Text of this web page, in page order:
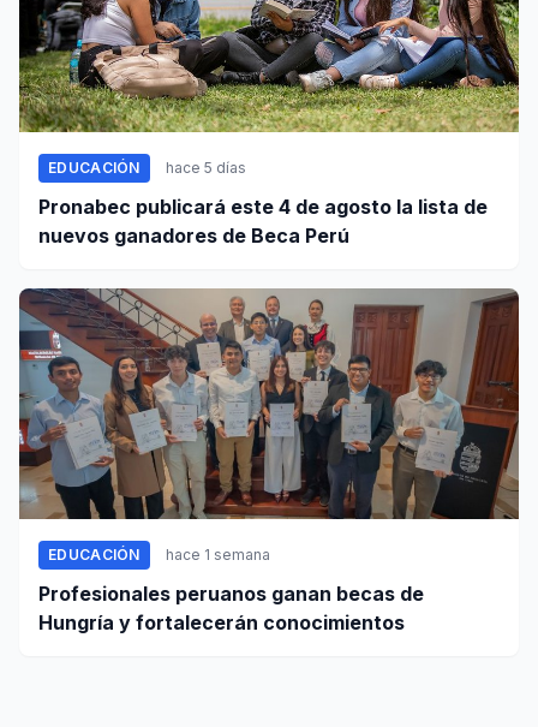
EDUCACIÓN hace 5 días
Pronabec publicará este 4 de agosto la lista de
nuevos ganadores de Beca Perú
EDUCACIÓN hace 1 semana
Profesionales peruanos ganan becas de
Hungría y fortalecerán conocimientos